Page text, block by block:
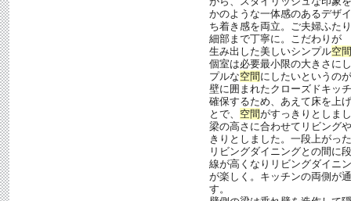
かのような一体感のあるデザ
ち着き感を両立。ご夫婦ふた
細部まで丁寧に。こだわりが
生み出した美しいシンプル空間
個室は必要最小限の大きさに
プルな空間 にしたいというの
壁に囲まれたクローズドキッ
確保するため、あえて床を上
とで、 空間がすっきりとしま
梁の高さに合わせてリビング
きりとしました。一段上がっ
リビングダイニングとの間に
線が高くなりリビングダイニ
が楽しく。キッチンの両側が
す。